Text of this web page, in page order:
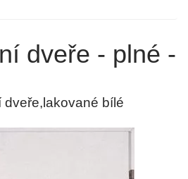
dveře - plné -
dveře,lakované bílé